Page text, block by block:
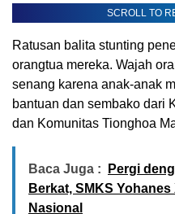
SCROLL TO
Ratusan balita stunting
orangtua mereka. Wajah
senang karena anak-anak
bantuan dan sembako dari
dan Komunitas Tionghoa
Baca Juga :
Pergi
Berkat, SMKS
Nasional